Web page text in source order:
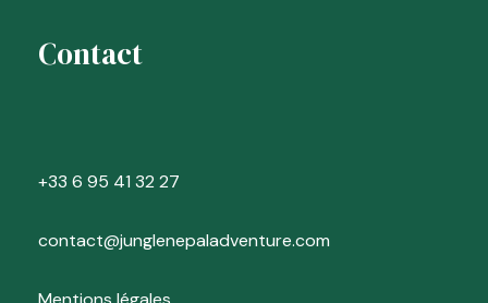
Contact
+33 6 95 41 32 27
contact@junglenepaladventure.com